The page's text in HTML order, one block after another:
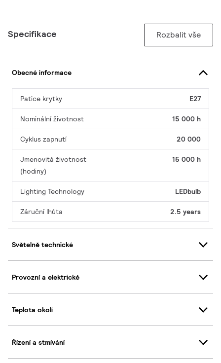
Specifikace Rozbalit vše
Obecné informace
Patice krytky E27
Nominální životnost 15 000 h
Cyklus zapnutí 20 000
Jmenovitá životnost
(hodiny)
15 000 h
Lighting Technology LEDbulb
Záruční lhůta 2.5 years
Světelně technické
Provozní a elektrické
Teplota okolí
Řízení a stmívání